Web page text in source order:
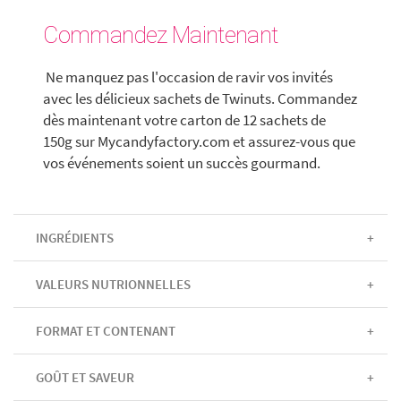
Commandez Maintenant
Ne manquez pas l'occasion de ravir vos invités
avec les délicieux sachets de Twinuts. Commandez
dès maintenant votre carton de 12 sachets de
150g sur Mycandyfactory.com et assurez-vous que
vos événements soient un succès gourmand.
INGRÉDIENTS
VALEURS NUTRIONNELLES
FORMAT ET CONTENANT
GOÛT ET SAVEUR